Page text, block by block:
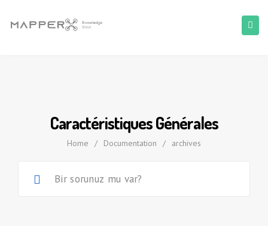
Caractéristiques Générales
Home / Documentation / archives